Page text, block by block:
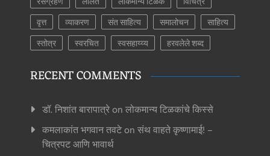
वृत्त
व्याकरण संत साहित्य समालोचन
साहित्य
स्तोत्र
स्वरचित स्वसहाय्य्य हरवलेले शब्द
RECENT COMMENTS
डॉ. निशांत बारापात्रेon लोकमान्य टिळकांचे किस्से
कमलाकांत भगवान तवटेon संथ वाहते कृष्णामाई! –
चित्रपट आणि भावार्थ